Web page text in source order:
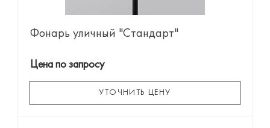
Фонарь уличный "Стандарт"
Цена по запросу
УТОЧНИТЬ ЦЕНУ